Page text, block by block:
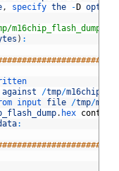
, specify the - D option
) :
against /tmp/
input file /tmp/
. hex
: